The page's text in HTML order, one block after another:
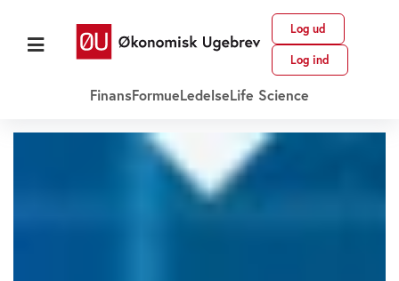
Log ud
Log ind
FinansFormueLedelseLife Science